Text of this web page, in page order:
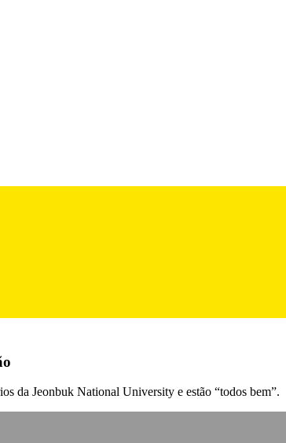
da Jeonbuk National University e estão “todos bem”.